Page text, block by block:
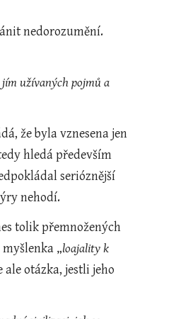
nedorozumění.
užívaných pojmů a
že byla vznesena jen
hledá především
serióznější
nehodí.
tolik přemnožených
„loajality k
otázka, jestli jeho